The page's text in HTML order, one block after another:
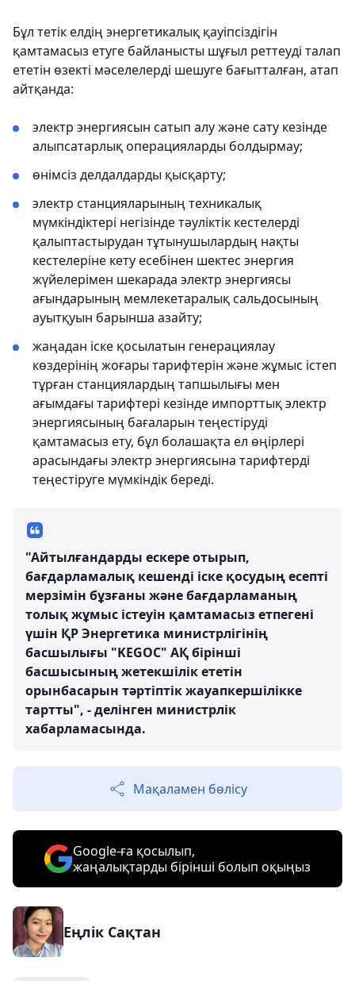
Бұл тетік елдің энергетикалық қауіпсіздігін
қамтамасыз етуге байланысты шұғыл реттеуді талап
ететін өзекті мәселелерді шешуге бағытталған, атап
айтқанда:
электр энергиясын сатып алу және сату кезінде
алыпсатарлық операцияларды болдырмау;
өнімсіз делдалдарды қысқарту;
электр станцияларының техникалық
мүмкіндіктері негізінде тәуліктік кестелерді
қалыптастырудан тұтынушылардың нақты
кестелеріне кету есебінен шектес энергия
жүйелерімен шекарада электр энергиясы
ағындарының мемлекетаралық сальдосының
ауытқуын барынша азайту;
жаңадан іске қосылатын генерациялау
көздерінің жоғары тарифтерін және жұмыс істеп
тұрған станциялардың тапшылығы мен
ағымдағы тарифтері кезінде импорттық электр
энергиясының бағаларын теңестіруді
қамтамасыз ету, бұл болашақта ел өңірлері
арасындағы электр энергиясына тарифтерді
теңестіруге мүмкіндік береді.
"Айтылғандарды ескере отырып,
бағдарламалық кешенді іске қосудың есепті
мерзімін бұзғаны және бағдарламаның
толық жұмыс істеуін қамтамасыз етпегені
үшін ҚР Энергетика министрлігінің
басшылығы "KEGOC" АҚ бірінші
басшысының жетекшілік ететін
орынбасарын тәртіптік жауапкершілікке
тартты", - делінген министрлік
хабарламасында.
Мақаламен бөлісу
Google-ға қосылып,
жаңалықтарды бірінші болып оқыңыз
Еңлік Сақтан